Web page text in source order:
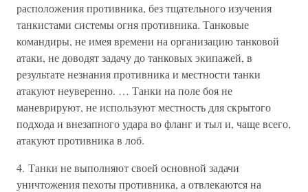
расположения противника, без тщательного изучения
танкистами системы огня противника. Танковые
командиры, не имея времени на организацию танковой
атаки, не доводят задачу до танковых экипажей, в
результате незнания противника и местности танки
атакуют неуверенно. … Танки на поле боя не
маневрируют, не используют местность для скрытого
подхода и внезапного удара во фланг и тыл и, чаще всего,
атакуют противника в лоб.
4. Танки не выполняют своей основной задачи
уничтожения пехоты противника, а отвлекаются на